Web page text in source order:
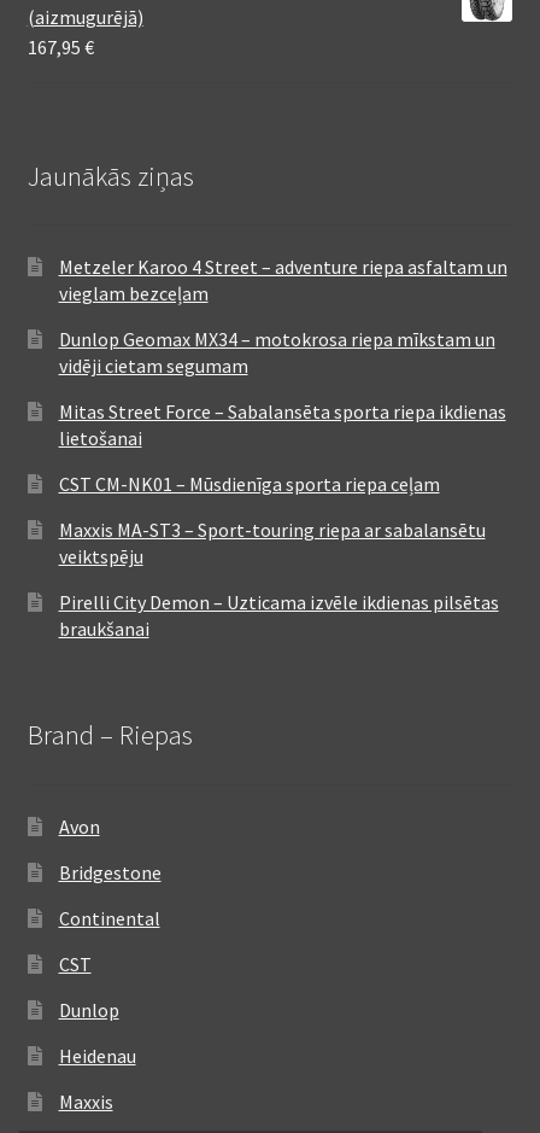
(aizmugurējā)
167,95 €
Jaunākās ziņas
Metzeler Karoo 4 Street – adventure riepa asfaltam un
vieglam bezceļam
Dunlop Geomax MX34 – motokrosa riepa mīkstam un
vidēji cietam segumam
Mitas Street Force – Sabalansēta sporta riepa ikdienas
lietošanai
CST CM-NK01 – Mūsdienīga sporta riepa ceļam
Maxxis MA-ST3 – Sport-touring riepa ar sabalansētu
veiktspēju
Pirelli City Demon – Uzticama izvēle ikdienas pilsētas
braukšanai
Brand – Riepas
Avon
Bridgestone
Continental
CST
Dunlop
Heidenau
Maxxis